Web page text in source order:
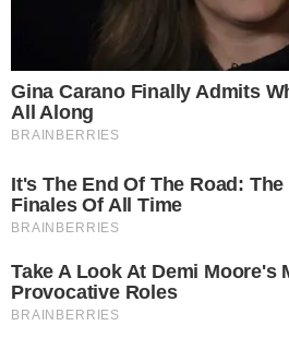
Esses testes podem apontar
percepção do sabor amargo, ao
doces e à forma como o
nutrientes.Segundo o
podem contribuir para estratégias
individualizadas, sempre
"Quando entendemos
organismo funciona,
escolhas mais